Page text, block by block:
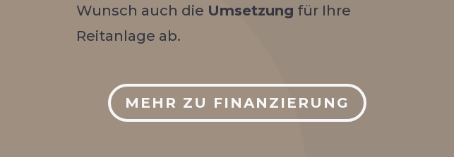
Wunsch auch die Umsetzung für Ihre
Reitanlage ab.
MEHR ZU FINANZIERUNG